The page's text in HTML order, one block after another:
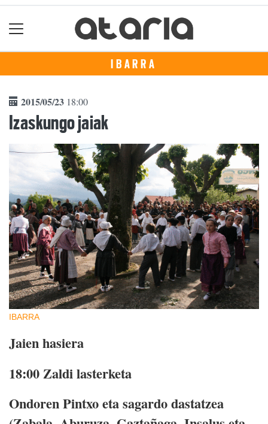
IBARRA
2015/05/23 18:00
Izaskungo jaiak
IBARRA
Jaien hasiera
18:00Zaldi lasterketa
OndorenPintxo eta sagardo dastatzea